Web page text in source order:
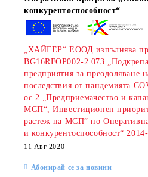
конкурентоспособност“
„ХАЙГЕР“ ЕООД изпълнява
BG16RFOP002-2.073
предприятия за преодоляване
последствия от пандемията
ос 2 „Предприемачество и
МСП“, Инвестиционен
растеж на МСП” по
и конкурентоспособност“
11 Авг 2020
Абонирай се за новини